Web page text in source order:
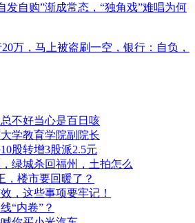
发自购”渐成常态，“独角戏”难唱为何
万，马上被盗刷一空，银行：自负，
不好当心是百日咳
学教育学院副院长
股转增3股派2.5元
绿城杀回福州，土拍怎么
，楼市要回暖了？
，这些事项要牢记！
“内卷”？